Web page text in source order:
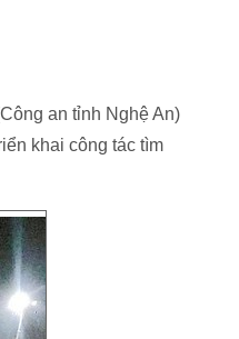
an tỉnh Nghệ An)
khai công tác tìm